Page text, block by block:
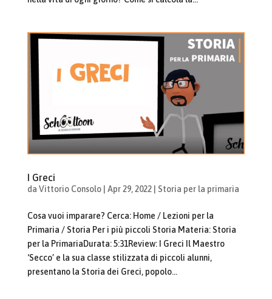
I Greci
da Vittorio Consolo| Apr 29, 2022| Storia per la primaria
Cosa vuoi imparare? Cerca: Home / Lezioni per la
Primaria / Storia Per i più piccoli Storia Materia: Storia
per la PrimariaDurata: 5:31Review: I Greci Il Maestro
‘Secco’ e la sua classe stilizzata di piccoli alunni,
presentano la Storia dei Greci, popolo...